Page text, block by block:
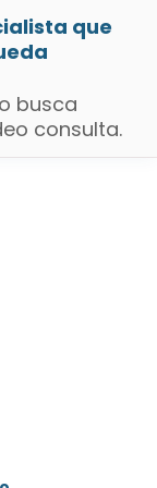
que
busca
consulta.